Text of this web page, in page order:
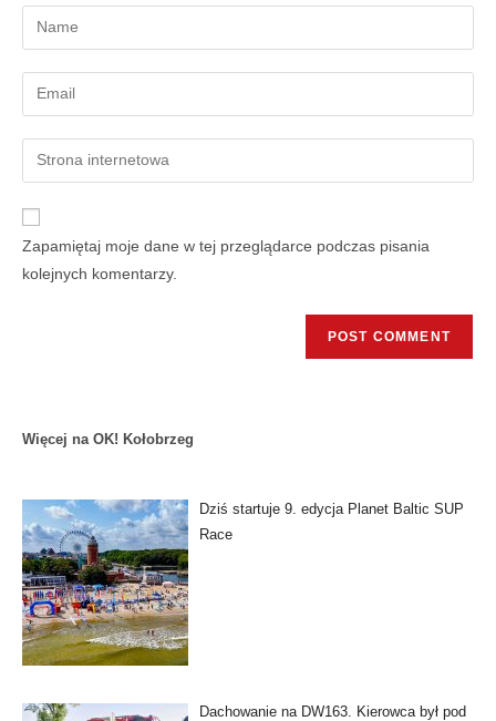
Zapamiętaj moje dane w tej przeglądarce podczas pisania
kolejnych komentarzy.
Więcej na OK! Kołobrzeg
Dziś startuje 9. edycja Planet Baltic SUP
Race
Dachowanie na DW163. Kierowca był pod